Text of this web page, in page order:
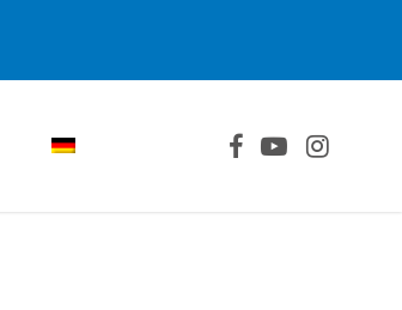
FACEBOOK
YOUTUBE